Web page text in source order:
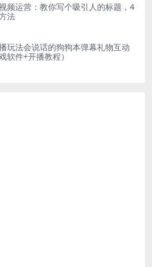
频运营：教你写个吸引人的标题，4
法
玩法会说话的狗狗本弹幕礼物互动
软件+开播教程）